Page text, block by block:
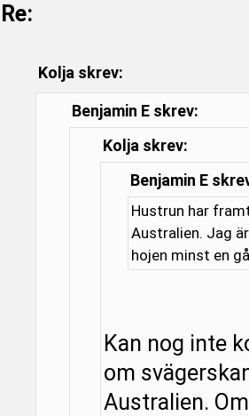
Re:
Kolja skrev:
Benjamin E skrev:
Kolja skrev:
Benjamin E
Hustrun har
Australien. Jag
hojen minst en
Kan nog inte
om
Australien.